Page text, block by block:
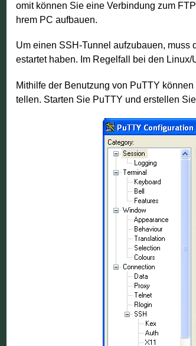
omit können Sie eine Verbindung zum
hrem PC aufbauen.
Um einen SSH-Tunnel aufzubauen,
estartet haben. Im Regelfall bei den
Mithilfe der Benutzung von PuTTY
tellen. Starten Sie PuTTY und erstellen